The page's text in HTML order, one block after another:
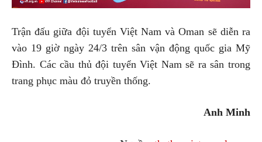
Trận đấu giữa đội tuyển Việt Nam và Oman sẽ diễn ra
vào 19 giờ ngày 24/3 trên sân vận động quốc gia Mỹ
Đình. Các cầu thủ đội tuyển Việt Nam sẽ ra sân trong
trang phục màu đỏ truyền thống.
Anh Minh